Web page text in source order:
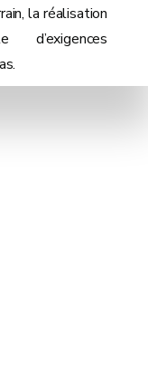
la réalisation
d’exigences